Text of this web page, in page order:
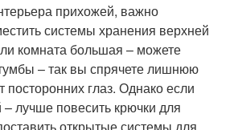
прихожей, важно
системы хранения верхней
комната большая – можете
– так вы спрячете лишнюю
посторонних глаз. Однако если
лучше повесить крючки для